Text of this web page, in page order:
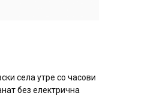
села утре со часови
без електрична